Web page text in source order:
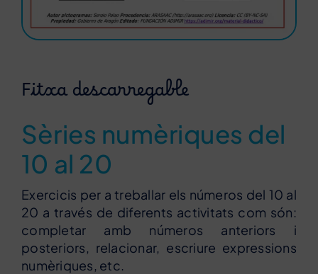
Fitxa descarregable
Sèries numèriques del
10 al 20
Exercicis per a treballar els números del 10 al
20 a través de diferents activitats com són:
completar amb números anteriors i
posteriors, relacionar, escriure expressions
numèriques, etc.